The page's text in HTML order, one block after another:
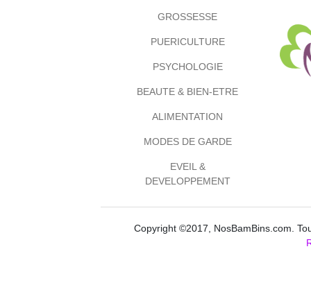
GROSSESSE
PUERICULTURE
PSYCHOLOGIE
BEAUTE & BIEN-ETRE
ALIMENTATION
MODES DE GARDE
EVEIL &
DEVELOPPEMENT
Copyright ©2017, NosBamBins.com.